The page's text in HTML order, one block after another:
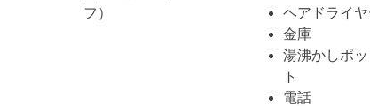
フ）
ヘアドライヤ
金庫
湯沸かしポ
ト
電話